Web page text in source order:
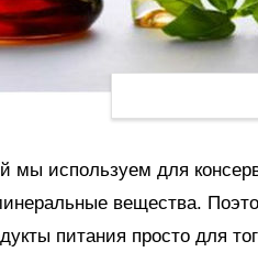
мы используем для
вещества.
питания просто для